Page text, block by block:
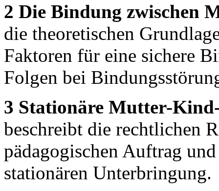
2 Die Bindung zwischen
die theoretischen
Faktoren für eine sichere
Folgen bei
3 Stationäre Mutter-
beschreibt die rechtlichen
pädagogischen Auftrag
stationären Unterbringung.